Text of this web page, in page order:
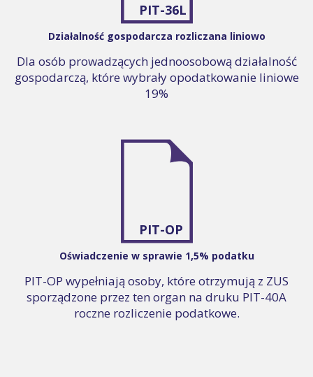
PIT-36L
Działalność gospodarcza rozliczana liniowo
Dla osób prowadzących jednoosobową działalność
gospodarczą, które wybrały opodatkowanie liniowe
19%
PIT-OP
Oświadczenie w sprawie 1,5% podatku
PIT-OP wypełniają osoby, które otrzymują z ZUS
sporządzone przez ten organ na druku PIT-40A
roczne rozliczenie podatkowe.